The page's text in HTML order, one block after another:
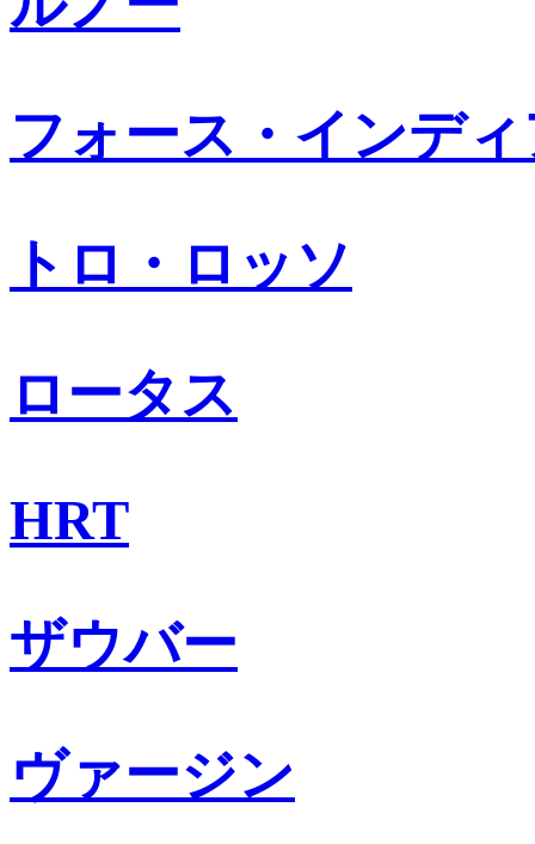
フォース・インデ
トロ・ロッソ
ロータス
HRT
ザウバー
ヴァージン